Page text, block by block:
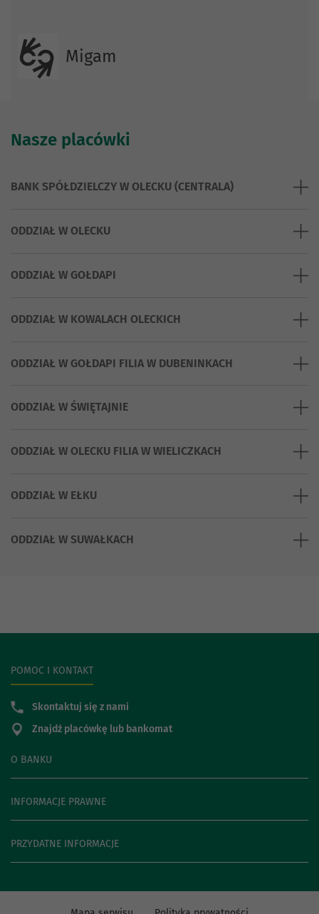
Migam
Nasze placówki
BANK SPÓŁDZIELCZY W OLECKU (CENTRALA)
ODDZIAŁ W OLECKU
ODDZIAŁ W GOŁDAPI
ODDZIAŁ W KOWALACH OLECKICH
ODDZIAŁ W GOŁDAPI FILIA W DUBENINKACH
ODDZIAŁ W ŚWIĘTAJNIE
ODDZIAŁ W OLECKU FILIA W WIELICZKACH
ODDZIAŁ W EŁKU
ODDZIAŁ W SUWAŁKACH
O BANKU
INFORMACJE PRAWNE
PRZYDATNE INFORMACJE
POMOC I KONTAKT
Skontaktuj się z nami
Znajdź placówkę lub bankomat